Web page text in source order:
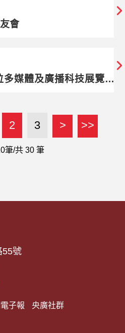
會
媒體及廣播科技展覽研
2 3 > >>
筆/共 30 筆
55號
子報 央廣社群